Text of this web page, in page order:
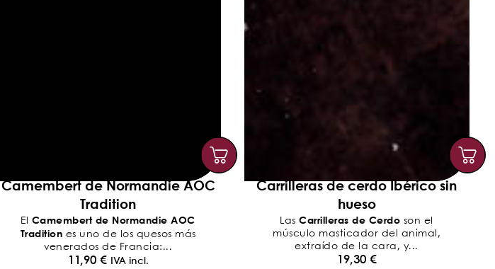
Camembert de Normandie AOC
Tradition
El Camembert de Normandie AOC
Tradition es uno de los quesos más
venerados de Francia:...
11,90 € IVA incl.
Carrilleras de cerdo Ibérico sin
hueso
LasCarrilleras de Cerdo son el
músculo masticador del animal,
extraído de la cara, y...
19,30 €